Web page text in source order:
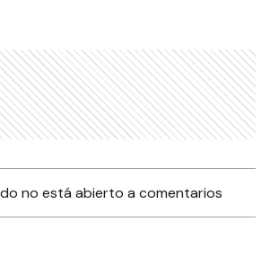
no está abierto a comentarios